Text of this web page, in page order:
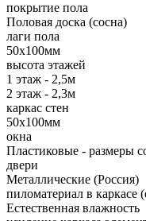
покрытие пола
Половая доска (сосна)
лаги пола
50х100мм
высота этажей
1 этаж - 2,5м
2 этаж - 2,3м
каркас стен
50х100мм
окна
Пластиковые - размеры
двери
Металлические (Россия)
пиломатериал в каркасе
Естественная влажность